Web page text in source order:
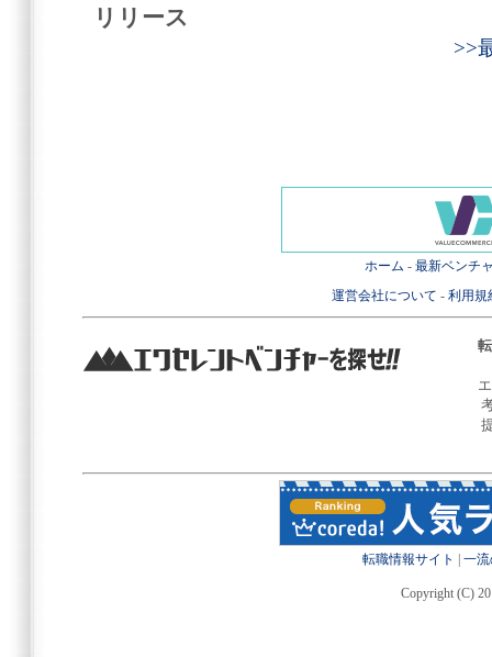
リリース
>>
ホーム - 最新ベンチ
運営会社について - 利用規
転職情報サイト 一
Copyright (C)